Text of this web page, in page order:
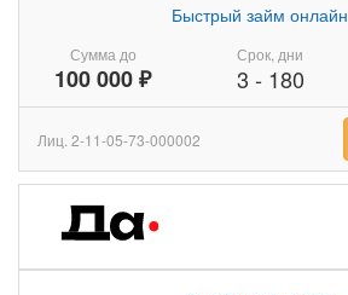
Сумма до
100 000 ₽
Быстрый займ онлайн
Срок, дни
3 - 180
Лиц. 2-11-05-73-000002